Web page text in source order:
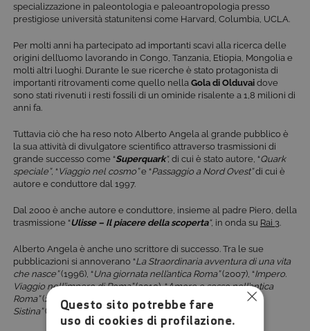
specializzazione in paleontologia e paleoantropologia presso
prestigiose università statunitensi come Harvard, Columbia, UCLA.
Per molti anni ha partecipato ad importanti scavi alla ricerca delle
origini dell’uomo lavorando in Congo, Tanzania, Etiopia, Mongolia e
molti altri luoghi. Durante le sue ricerche è stato protagonista di
importanti ritrovamenti come quello nella Gola di Olduvai dove
sono stati rivenuti i resti fossili di un ominide risalente a 1,8 milioni di
anni fa.
Tuttavia ciò che ha reso noto Alberto Angela al grande pubblico è
la sua attività di divulgatore scientifico attraverso trasmissioni di
grande successo come “Superquark“, di cui è stato autore, “Quark
speciale”, “Viaggio nel cosmo”e “Passaggio a Nord Ovest”di cui è
autore e conduttore dal 1997.
Dal 2000 è anche autore e conduttore, insieme al padre Piero, della
trasmissione “Ulisse – Il piacere della scoperta“, in onda su Rai 3
Alberto Angela è anche uno scrittore di successo. Tra le sue
pubblicazioni si annoverano “La Straordinaria avventura di una vita
che nasce”(1996), “Una giornata nell’antica Roma”(2007), “Impero.
Viaggio nell’impero di Roma”(2010), “Amore e sesso nell’antica
Roma”(2012) e il suo ultimo lavoro “
Viaggio nella Cappella
Sistina”(2014).Questo sito potrebbe fare
uso di cookies di profilazione.